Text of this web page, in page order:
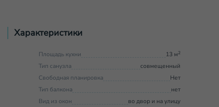
Характеристики
Площадь кухни 13 м2
Тип санузла
совмещенный
Свободная планировка
Нет
Тип балкона
нет
Вид из окон
во двор и на улицу